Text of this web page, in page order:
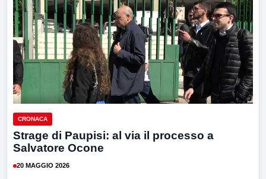
CRONACA
Strage di Paupisi: al via il processo a
Salvatore Ocone
20 MAGGIO 2026